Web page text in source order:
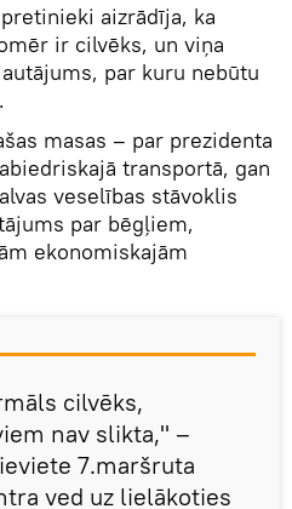
aizrādīja, ka
ir cilvēks, un viņa
par kuru nebūtu
masas – par prezidenta
transportā, gan
veselības stāvoklis
par bēgļiem,
ekonomiskajām
cilvēks,
nav slikta," –
7.maršruta
ved uz lielākoties